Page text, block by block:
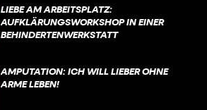
LIEBE AM ARBEITSPLATZ:
AUFKLÄRUNGSWORKSHOP IN EINER
BEHINDERTENWERKSTATT
AMPUTATION: ICH WILL LIEBER OHNE
ARME LEBEN!